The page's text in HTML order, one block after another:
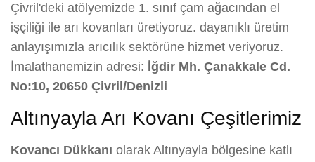
Çivril'deki atölyemizde 1. sınıf çam ağacından el
işçiliği ile arı kovanları üretiyoruz. dayanıklı üretim
anlayışımızla arıcılık sektörüne hizmet veriyoruz.
İmalathanemizin adresi: İğdir Mh. Çanakkale Cd.
No:10, 20650 Çivril/Denizli
Altınyayla Arı Kovanı Çeşitlerimiz
Kovancı Dükkanı olarak Altınyayla bölgesine katlı